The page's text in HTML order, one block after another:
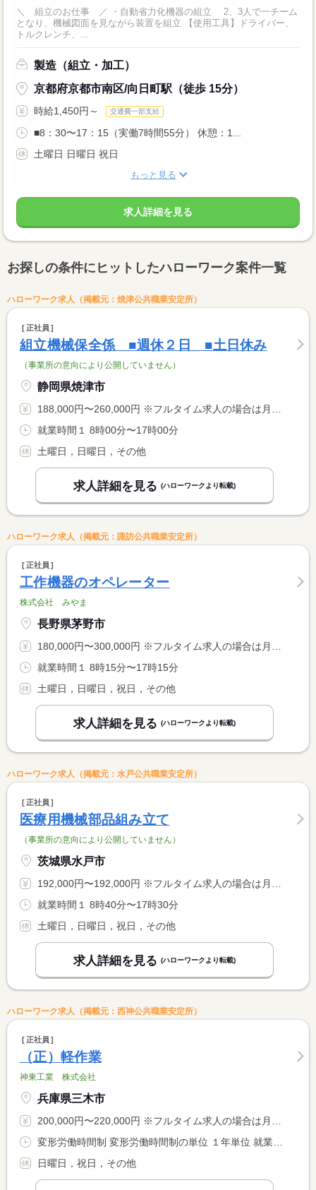
＼ 組立のお仕事 ／ ・自動省力化機器の組立 2、3人で一チーム
となり、機械図面を見ながら装置を組立 【使用工具】ドライバー、
トルクレンチ、...
製造（組立・加工）
京都府京都市南区/向日町駅（徒歩 15分）
時給1,450円～ 交通費一部支給
■8：30〜17：15（実働7時間55分） 休憩：1...
土曜日 日曜日 祝日
もっと見る
求人詳細を見る
お探しの条件にヒットしたハローワーク案件一覧
ハローワーク求人（掲載元：焼津公共職業安定所）
正社員
組立機械保全係 ■週休２日 ■土日休み
（事業所の意向により公開していません）
静岡県焼津市
188,000円〜260,000円 ※フルタイム求人の場合は月額（換算額）、パート求人の場合は時間額を表示しています。
就業時間１ 8時00分〜17時00分
土曜日，日曜日，その他
求人詳細を見る (ハローワークより転載)
ハローワーク求人（掲載元：諏訪公共職業安定所）
正社員
工作機器のオペレーター
株式会社 みやま
長野県茅野市
180,000円〜300,000円 ※フルタイム求人の場合は月額（換算額）、パート求人の場合は時間額を表示しています。
就業時間１ 8時15分〜17時15分
土曜日，日曜日，祝日，その他
求人詳細を見る (ハローワークより転載)
ハローワーク求人（掲載元：水戸公共職業安定所）
正社員
医療用機械部品組み立て
（事業所の意向により公開していません）
茨城県水戸市
192,000円〜192,000円 ※フルタイム求人の場合は月額（換算額）、パート求人の場合は時間額を表示しています。
就業時間１ 8時40分〜17時30分
土曜日，日曜日，祝日，その他
求人詳細を見る (ハローワークより転載)
ハローワーク求人（掲載元：西神公共職業安定所）
正社員
（正）軽作業
神東工業 株式会社
兵庫県三木市
200,000円〜220,000円 ※フルタイム求人の場合は月額（換算額）、パート求人の場合は時間額を表示しています。
変形労働時間制 変形労働時間制の単位 １年単位 就業時間１ 8時00分〜17時00分
日曜日，祝日，その他